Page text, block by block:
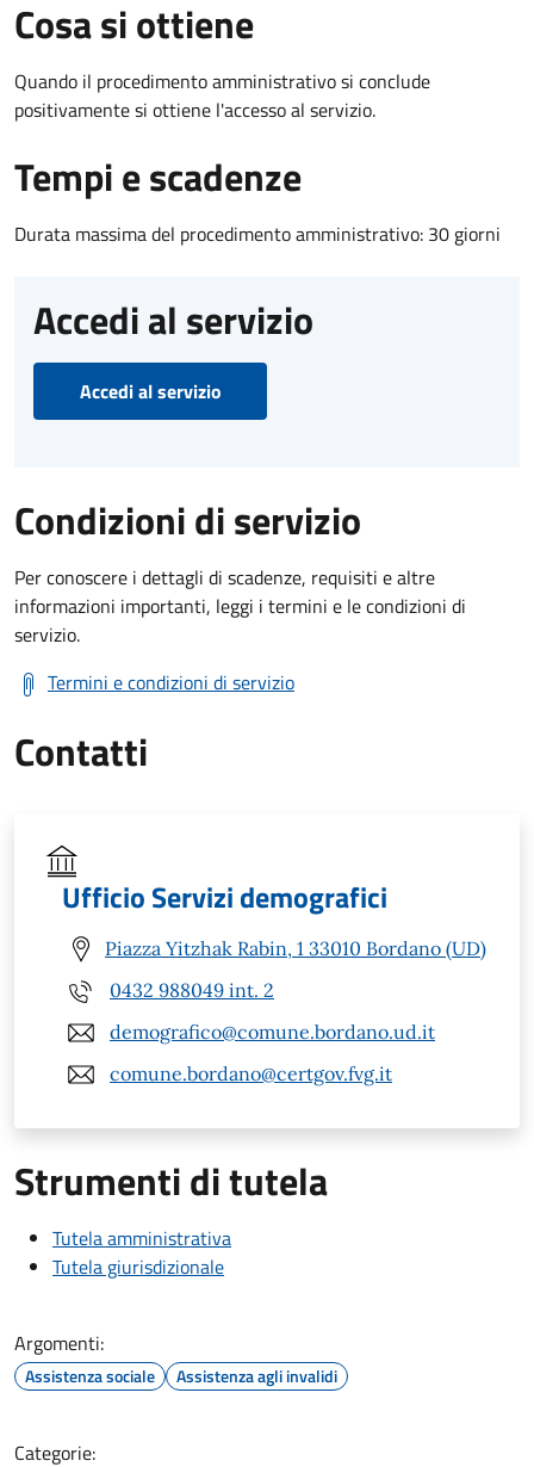
Cosa si ottiene
Quando il procedimento amministrativo si conclude
positivamente si ottiene l'accesso al servizio.
Tempi e scadenze
Durata massima del procedimento amministrativo: 30 giorni
Accedi al servizio
Accedi al servizio
Condizioni di servizio
Per conoscere i dettagli di scadenze, requisiti e altre
informazioni importanti, leggi i termini e le condizioni di
servizio.
Termini e condizioni di servizio
Contatti
Ufficio Servizi demografici
Piazza Yitzhak Rabin, 1 33010 Bordano (UD)
0432 988049 int. 2
demografico@comune.bordano.ud.it
comune.bordano@certgov.fvg.it
Strumenti di tutela
Tutela amministrativa
Tutela giurisdizionale
Argomenti:
Assistenza sociale Assistenza agli invalidi
Categorie: